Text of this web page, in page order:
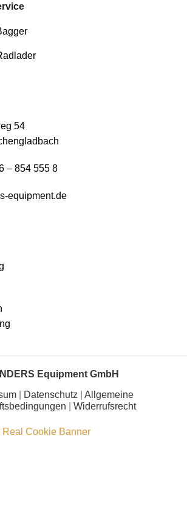
54
– 854 555 8
equipment.de
Equipment GmbH
| Datenschutz
Allgemeine
Widerrufsrecht
Cookie Banner